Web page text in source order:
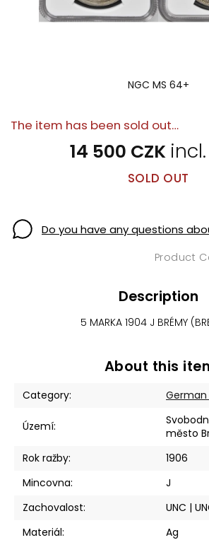
14 500 CZK
SOLD OUT
The item has been sold out…
NGC MS 64+
Do you have any questions
Description
5 MARKA 1904 J BRÉMY
About this
Category:
Území:
město
Rok ražby:
1906
Mincovna:
J
Zachovalost:
UNC |
Materiál:
Ag